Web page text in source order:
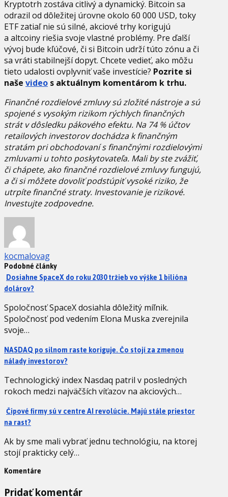
Kryptotrh zostáva citlivý a dynamický. Bitcoin sa
odrazil od dôležitej úrovne okolo 60 000 USD, toky
ETF zatiaľ nie sú silné, akciové trhy korigujú
a altcoiny riešia svoje vlastné problémy. Pre ďalší
vývoj bude kľúčové, či si Bitcoin udrží túto zónu a či
sa vráti stabilnejší dopyt. Chcete vedieť, ako môžu
tieto udalosti ovplyvniť vaše investície? Pozrite si
naše video s aktuálnym komentárom k trhu.
Finančné rozdielové zmluvy sú zložité nástroje a sú
spojené s vysokým rizikom rýchlych finančných
strát v dôsledku pákového efektu. Na 74 % účtov
retailových investorov dochádza k finančným
stratám pri obchodovaní s finančnými rozdielovými
zmluvami u tohto poskytovateľa. Mali by ste zvážiť,
či chápete, ako finančné rozdielové zmluvy fungujú,
a či si môžete dovoliť podstúpiť vysoké riziko, že
utrpíte finančné straty. Investovanie je rizikové.
Investujte zodpovedne.
kocmalovag
Podobné články
Dosiahne SpaceX do roku 2030 tržieb vo výške 1 bilióna
dolárov?
Spoločnosť SpaceX dosiahla dôležitý míľnik.
Spoločnosť pod vedením Elona Muska zverejnila
svoje…
NASDAQ po silnom raste koriguje. Čo stojí za zmenou
nálady investorov?
Technologický index Nasdaq patril v posledných
rokoch medzi najväčších víťazov na akciových…
Čipové firmy sú v centre AI revolúcie. Majú stále priestor
na rast?
Ak by sme mali vybrať jednu technológiu, na ktorej
stojí prakticky celý…
Komentáre
Pridať komentár